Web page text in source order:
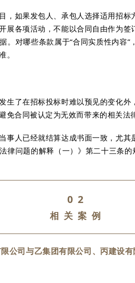
，如果发包人、承包人选择适用招
展各项活动，不能以合同自由作为
。对哪些条款属于“合同实质性内容
。
生了在招标投标时难以预见的变化
免合同被认定为无效而带来的相关法
事人已经就结算达成书面一致，尤
律问题的解释（一）》第二十三条
02
相关案例
公司与乙集团有限公司、丙建设